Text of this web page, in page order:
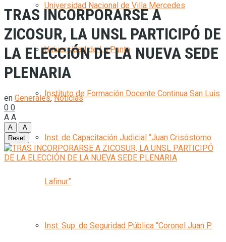
Universidad Nacional de Villa Mercedes
Universidad de La Punta
Instituto de Formación Docente Continua San Luis
Inst. de Capacitación Judicial “Juan Crisóstomo
Lafinur”
Inst. Sup. de Seguridad Pública “Coronel Juan P.
TRAS INCORPORARSE A
ZICOSUR, LA UNSL PARTICIPÓ DE
LA ELECCIÓN DE LA NUEVA SEDE
PLENARIA
en Generales,Noticias
0 0
A A
A
A
Reset